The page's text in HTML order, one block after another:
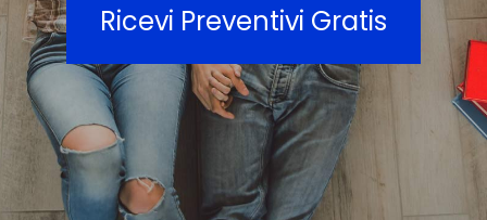
Ricevi Preventivi Gratis